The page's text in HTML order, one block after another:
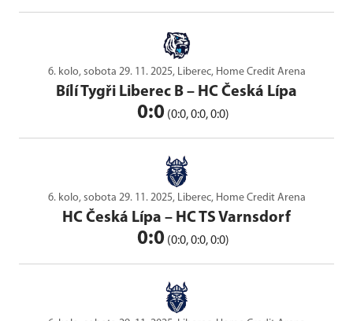
6. kolo, sobota 29. 11. 2025, Liberec, Home Credit Arena
Bílí Tygři Liberec B – HC Česká Lípa
0:0 (0:0, 0:0, 0:0)
6. kolo, sobota 29. 11. 2025, Liberec, Home Credit Arena
HC Česká Lípa – HC TS Varnsdorf
0:0 (0:0, 0:0, 0:0)